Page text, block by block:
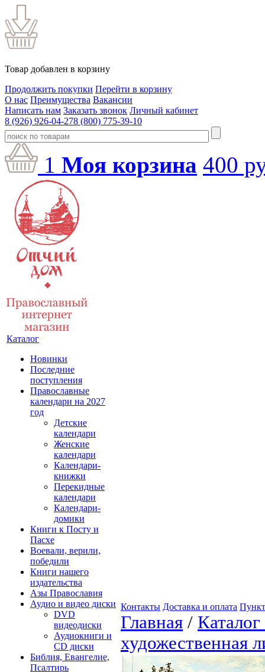
Товар добавлен в корзину
Продолжить покупки Перейти в корзину
О нас Преимущества Вакансии
Написать нам Заказать звонок Личный кабинет
8 (926) 926-04-278 (800) 775-39-10
1 Моя корзина 400
Каталог
Новинки
Последние
поступления
Православные
календари на 2027
год
Детские
календари
Женские
календари
Календари-
книжки
Перекидные
календари
Календари-
домики
Книги к Посту и
Пасхе
Воевали, верили,
победили
Книги нашего
издательства
Азы Православия
Аудио и видео диски
DVD
видеодиски
Аудиокниги и
CD диски
Библия, Евангелие,
Псалтирь
Контакты Доставка и оплата
Главная /
художественная